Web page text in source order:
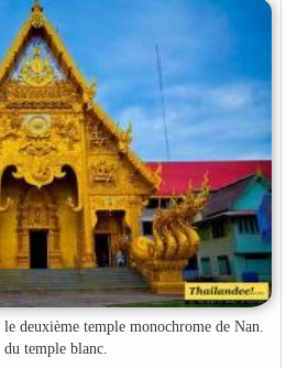
deuxième temple monochrome de Nan.
temple blanc.